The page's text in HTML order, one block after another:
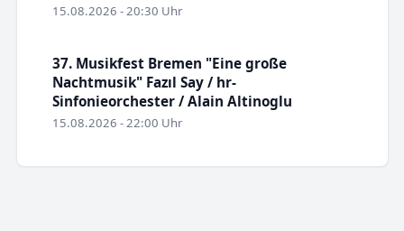
15.08.2026 - 20:30 Uhr
37. Musikfest Bremen "Eine große
Nachtmusik" Fazıl Say / hr-
Sinfonieorchester / Alain Altinoglu
15.08.2026 - 22:00 Uhr